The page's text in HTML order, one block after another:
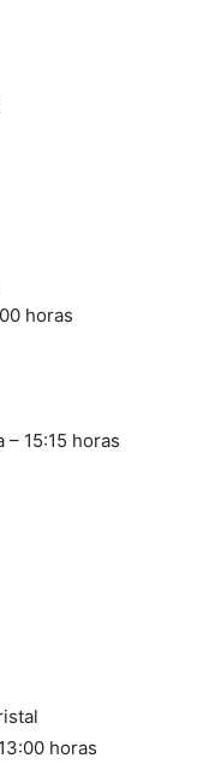
horas
15:15 horas
horas